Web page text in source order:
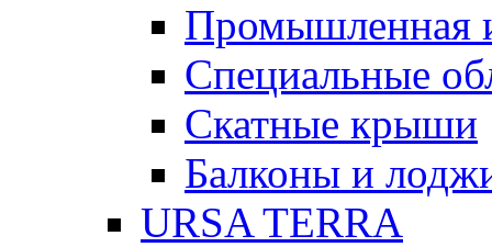
Промышленная
Специальные
Скатные крыши
Балконы и
URSA TERRA